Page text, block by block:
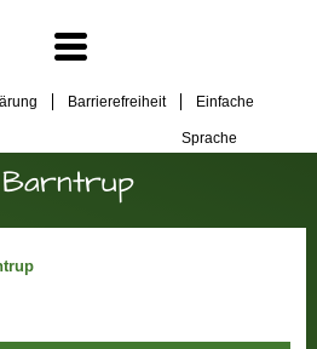
Barrierefreiheit Einfache
Sprache